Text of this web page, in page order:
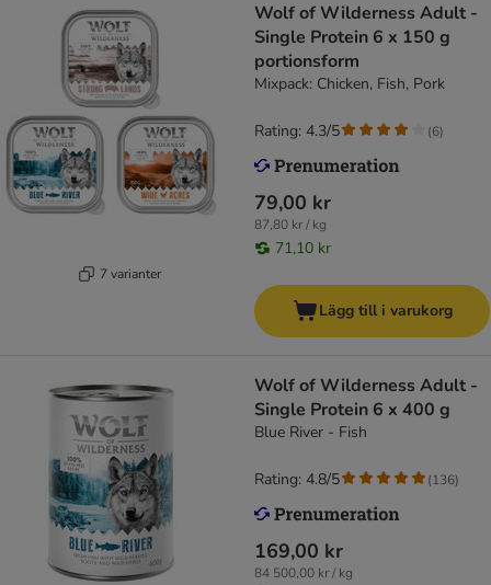
7 varianter
Wolf of Wilderness Adult -
Single Protein 6 x 150 g
portionsform
Mixpack: Chicken, Fish, Pork
79,00 kr
87,80 kr / kg
71,10 kr
Rating: 4.3/5 (6)
Lägg till i varukorg
Wolf of Wilderness Adult -
Single Protein 6 x 400 g
Blue River - Fish
169,00 kr
84 500,00 kr / kg
Rating: 4.8/5 (136)